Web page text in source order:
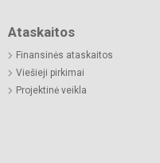
Ataskaitos
Finansinės ataskaitos
Viešieji pirkimai
Projektinė veikla